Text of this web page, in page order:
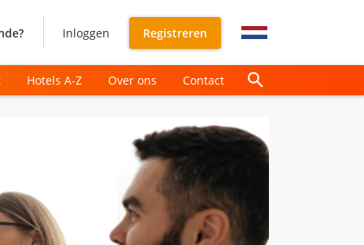
Inloggen Registreren
Hotels A-Z Over ons Contact